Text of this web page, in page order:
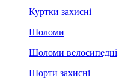
Куртки захисні
Шоломи
Шоломи велосипедні
Шорти захисні